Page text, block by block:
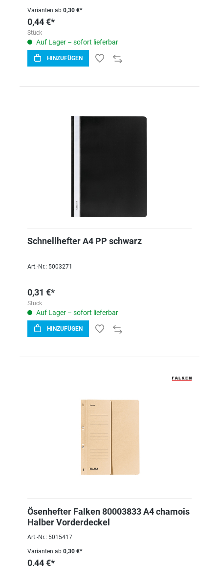
Varianten ab 0,30 €*
0,44 €*
Stück
Auf Lager – sofort lieferbar
HINZUFÜGEN
Schnellhefter A4 PP schwarz
Art.-Nr.: 5003271
0,31 €*
Stück
Auf Lager – sofort lieferbar
HINZUFÜGEN
Ösenhefter Falken 80003833 A4 chamois
Halber Vorderdeckel
Art.-Nr.: 5015417
Varianten ab 0,30 €*
0,44 €*